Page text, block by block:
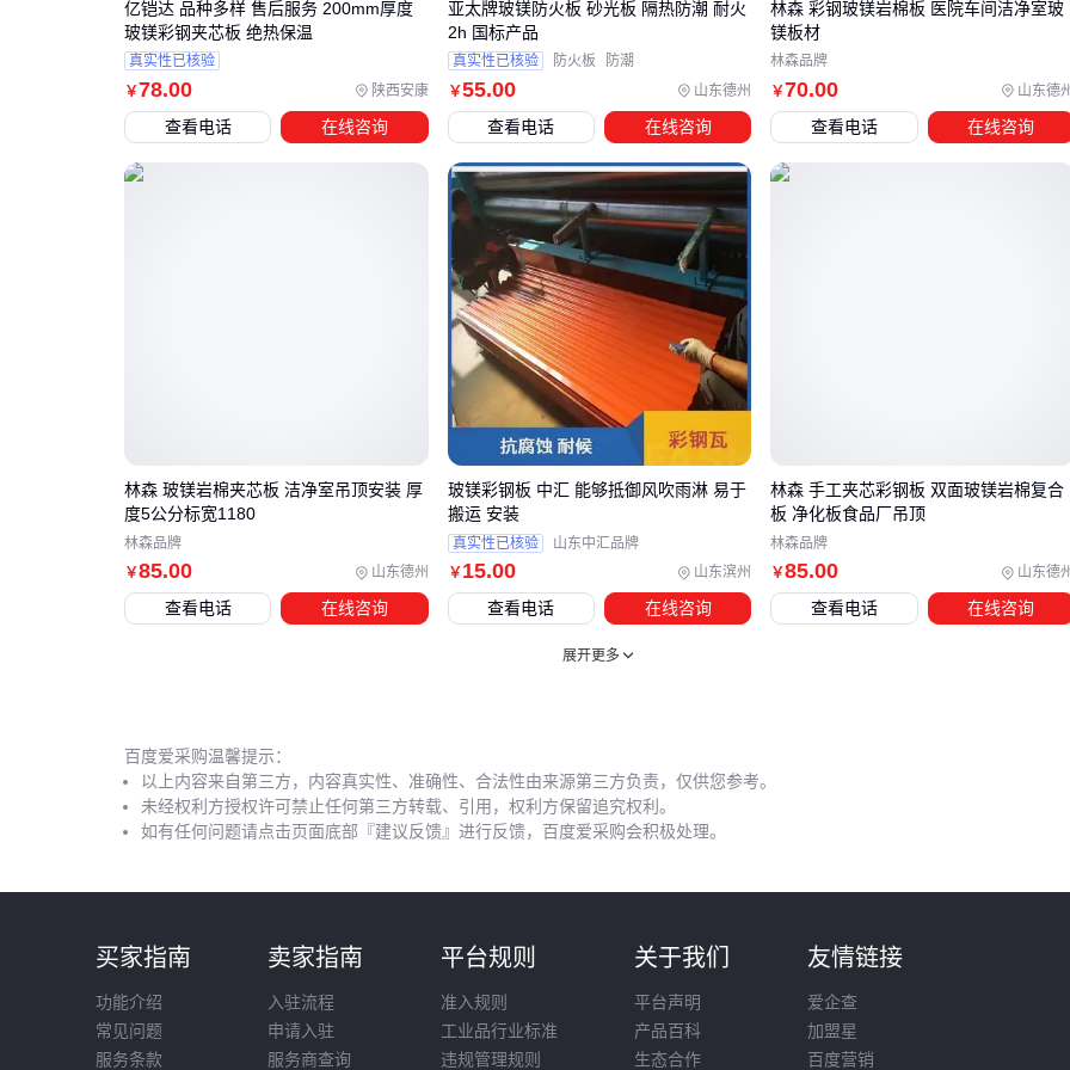
装中却直接影响整体性能和施工效率。
三元乙丙密封胶条 高强度合金密封胶
，
用于板缝处理，确保气密性和隔音效果
度和基层材质
龙骨系统：轻钢龙骨作为支撑框架时，要确认其承重等级与
隔墙高度匹配
防护耗材：施工时建议配备
等基础防护装备
其中密封胶的选择尤为关键，劣质胶体容易导致板缝开裂或防
火性能下降。建议优先考虑弹性恢复率好的材料，在温度变化
大的厂房环境中更能保持长期密封效果。
若项目对隔音有特殊要求，可在龙骨空腔填充离心玻璃棉或聚
，但需注意这些辅料会增加墙体厚度，要提前
计算好完成面尺寸。
五、安装玻镁彩钢隔墙板有哪些容易忽略的细节？
实际施工中常见问题多源于基层处理不当：
切割板材时应使用专用隔墙打孔钻头
边崩裂
板缝处理建议分两次填缝，先填基础层再用
能有效去除工业环境中的油污，同时保护表面涂层。
在潮湿车间等特殊环境，建议每年检查一次
弹性状态，及时更换老化配件以保证持续防火性能。
￥78.00 陕西安康
亿铠达 品种多样 售后服务 200mm厚度
玻镁彩钢夹芯板 绝热保温
真实性已核验
查看电话 在线咨询
￥55.00 山东德州
亚太牌玻镁防火板 砂光板 隔热防潮 耐火
2h 国标产品
真实性已核验 防火板 防潮
查看电话 在线咨询
￥70.00 山东德
林森 彩钢玻镁岩棉板 医院车间洁净室玻
镁板材
林森品牌
查看电话 在线咨询
￥85.00 山东德州
林森 玻镁岩棉夹芯板 洁净室吊顶安装 厚
度5公分标宽1180
林森品牌
查看电话 在线咨询
￥ 15.00 山东滨州
玻镁彩钢板 中汇 能够抵御风吹雨淋 易于
搬运 安装
真实性已核验 山东中汇品牌
查看电话 在线咨询
￥85.00 山东德
林森 手工夹芯彩钢板 双面玻镁岩棉复合
板 净化板食品厂吊顶
林森品牌
查看电话 在线咨询
展开更多
百度爱采购温馨提示：
以上内容来自第三方，内容真实性、准确性、合法性由来源第三方负责，仅供您参考。
未经权利方授权许可禁止任何第三方转载、引用，权利方保留追究权利。
如有任何问题请点击页面底部『建议反馈』进行反馈，百度爱采购会积极处理。
买家指南
功能介绍
常见问题
服务条款
卖家指南
入驻流程
申请入驻
服务商查询
平台规则
准入规则
工业品行业标准
违规管理规则
关于我们
平台声明
产品百科
生态合作
友情链接
爱企查
加盟星
百度营销